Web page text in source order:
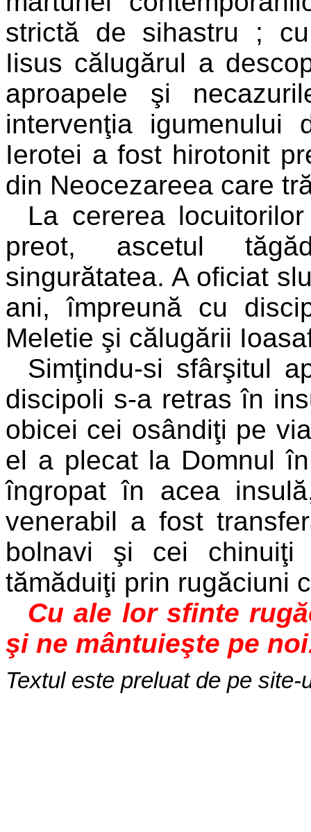
strictă de sihastru ;
Iisus călugărul a
aproapele şi
intervenţia igumenului
Ierotei a fost hirotonit
din Neocezareea care
La cererea
preot, ascetul
singurătatea. A oficiat
ani, împreună cu
Meletie şi călugării
Simţindu-si sfârşitul
discipoli s-a retras în
obicei cei osândiţi pe
el a plecat la Domnul
îngropat în acea
venerabil a fost
bolnavi şi cei chinuiţi
tămăduiţi prin rugăciuni
Cu ale lor sfinte
şi ne mântuieşte pe
Textul este preluat de pe